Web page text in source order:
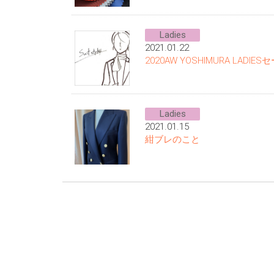
Ladies
2021.01.22
2020AW YOSHIMURA LADIES
Ladies
2021.01.15
紺ブレのこと